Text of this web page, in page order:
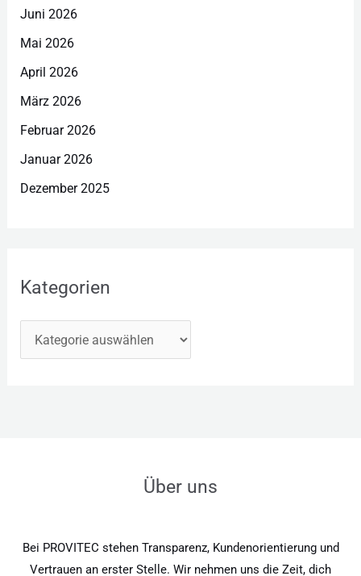
Juni 2026
Mai 2026
April 2026
März 2026
Februar 2026
Januar 2026
Dezember 2025
Kategorien
Über uns
Bei PROVITEC stehen Transparenz, Kundenorientierung und
Vertrauen an erster Stelle. Wir nehmen uns die Zeit, dich